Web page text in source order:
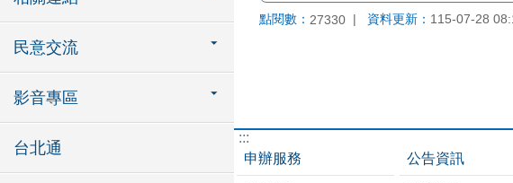
民意交流
影音專區
台北通
點閱數： 27330 資料更新： 115-07-28
:::
申辦服務
公告資訊